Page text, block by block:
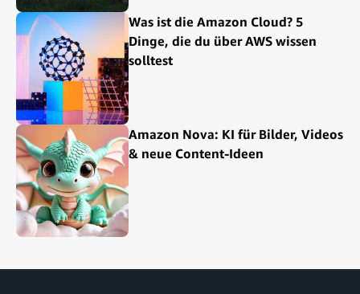
Was ist die Amazon Cloud? 5
Dinge, die du über AWS wissen
solltest
Amazon Nova: KI für Bilder, Videos
& neue Content-Ideen